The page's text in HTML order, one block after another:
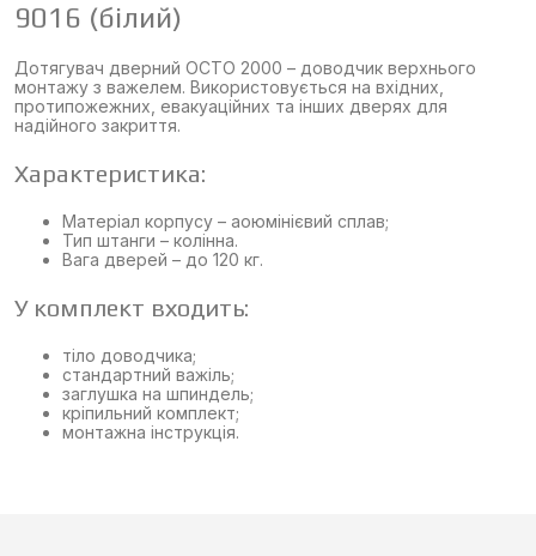
9016 (білий)
Дотягувач дверний OCTO 2000 – доводчик верхнього
монтажу з важелем. Використовується на вхідних,
протипожежних, евакуаційних та інших дверях для
надійного закриття.
Характеристика:
Матеріал корпусу – аоюмінієвий сплав;
Тип штанги – колінна.
Вага дверей – до 120 кг.
У комплект входить:
тіло доводчика;
стандартний важіль;
заглушка на шпиндель;
кріпильний комплект;
монтажна інструкція.